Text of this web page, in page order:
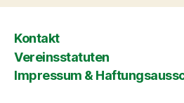
Kontakt
Vereinsstatuten
Impressum &